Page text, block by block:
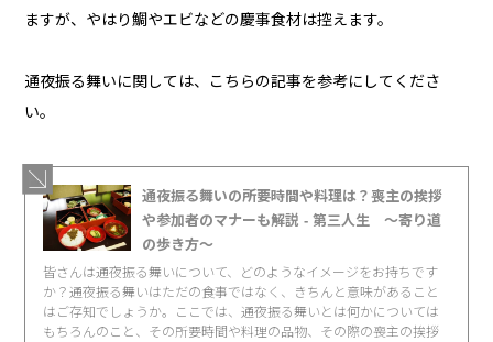
ますが、やはり鯛やエビなどの慶事食材は控えます。
通夜振る舞いに関しては、こちらの記事を参考にしてくださ
い。
通夜振る舞いの所要時間や料理は？喪主の挨拶
や参加者のマナーも解説 - 第三人生 〜寄り道
の歩き方〜
皆さんは通夜振る舞いについて、どのようなイメージをお持ちです
か？通夜振る舞いはただの食事ではなく、きちんと意味があること
はご存知でしょうか。ここでは、通夜振る舞いとは何かについては
もちろんのこと、その所要時間や料理の品物、その際の喪主の挨拶